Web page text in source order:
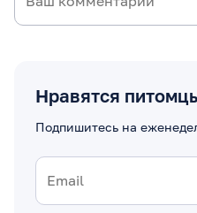
Нравятся
Подпишитесь на